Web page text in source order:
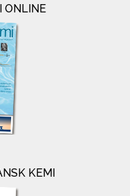
ONLINE
KEMI